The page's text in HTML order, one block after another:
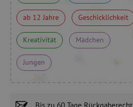
ab 12 Jahre Geschicklichkeit
Kreativität Mädchen
Jungen